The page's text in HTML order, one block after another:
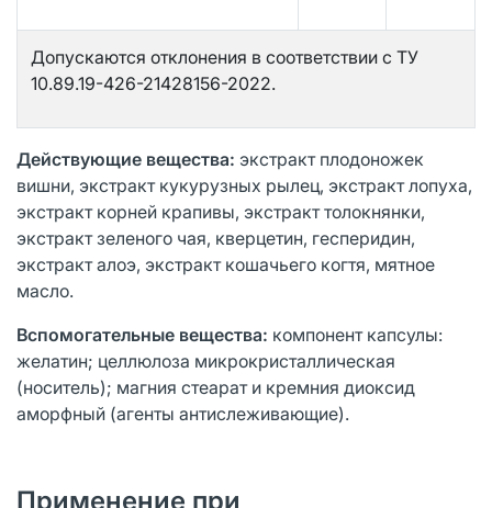
Допускаются отклонения в соответствии с ТУ
10.89.19-426-21428156-2022.
Действующие вещества: экстракт плодоножек
вишни, экстракт кукурузных рылец, экстракт лопуха,
экстракт корней крапивы, экстракт толокнянки,
экстракт зеленого чая, кверцетин, гесперидин,
экстракт алоэ, экстракт кошачьего когтя, мятное
масло.
Вспомогательные вещества: компонент капсулы:
желатин; целлюлоза микрокристаллическая
(носитель); магния стеарат и кремния диоксид
аморфный (агенты антислеживающие).
Применение при